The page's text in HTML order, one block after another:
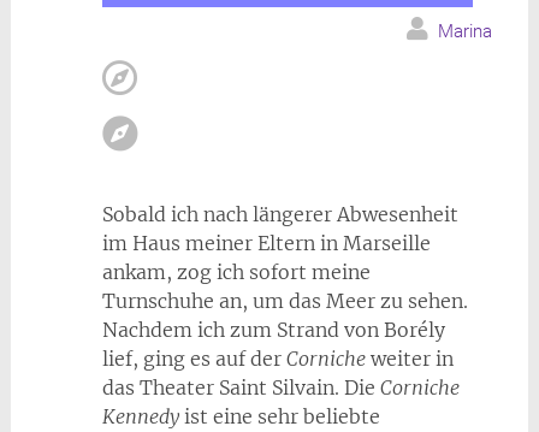
Marina
Sobald ich nach längerer Abwesenheit
im Haus meiner Eltern in Marseille
ankam, zog ich sofort meine
Turnschuhe an, um das Meer zu sehen.
Nachdem ich zum Strand von Borély
lief, ging es auf der Cornicheweiter in
das Theater Saint Silvain. Die Corniche
Kennedyist eine sehr beliebte